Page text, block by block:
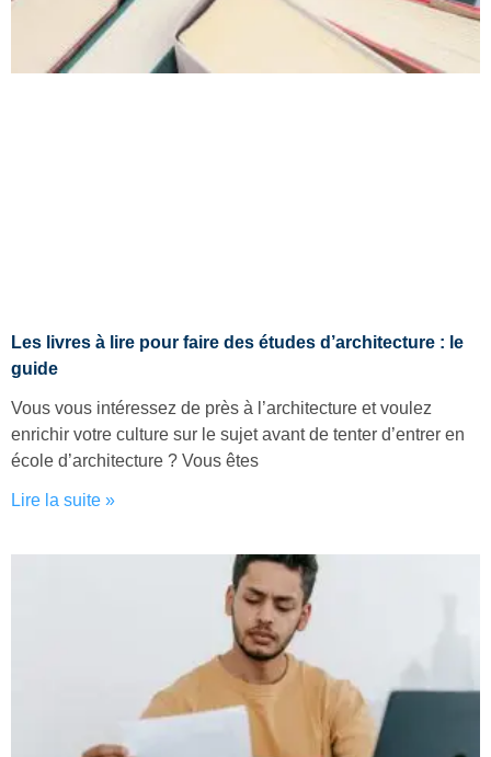
Les livres à lire pour faire des études d’architecture : le
guide
Vous vous intéressez de près à l’architecture et voulez
enrichir votre culture sur le sujet avant de tenter d’entrer en
école d’architecture ? Vous êtes
Lire la suite »